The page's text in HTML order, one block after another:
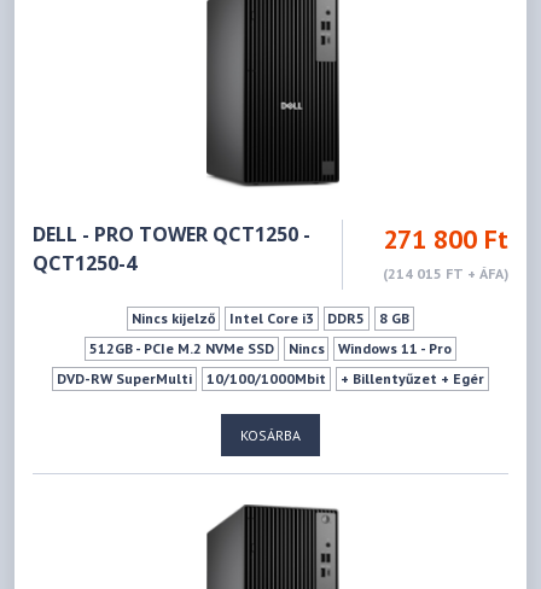
DELL - PRO TOWER QCT1250 -
QCT1250-4
271 800 Ft
(214 015 FT + ÁFA)
Nincs kijelző Intel Core i3 DDR5
8 GB
512GB - PCIe M.2 NVMe SSD
Nincs
Windows 11 - Pro
DVD-RW SuperMulti
10/100/1000Mbit
+ Billentyűzet + Egér
KOSÁRBA